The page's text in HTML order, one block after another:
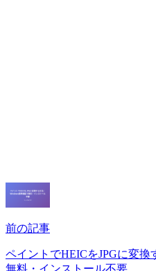
前の記事
ペイントでHEICをJPGに変換
無料・インストール不要